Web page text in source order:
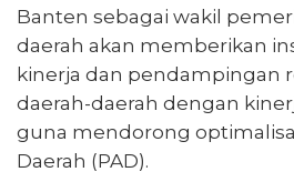
Banten sebagai wakil
daerah akan memberikan
kinerja dan pendampingan
daerah-daerah dengan
guna mendorong
Daerah (PAD).